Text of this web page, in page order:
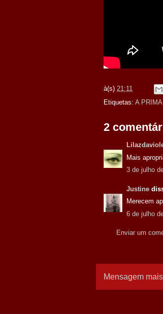
à(s) 21:11
Etiquetas: A
2
Mais
3 de julho
Justine
Merecem
6 de julho
Enviar um
Mensagem